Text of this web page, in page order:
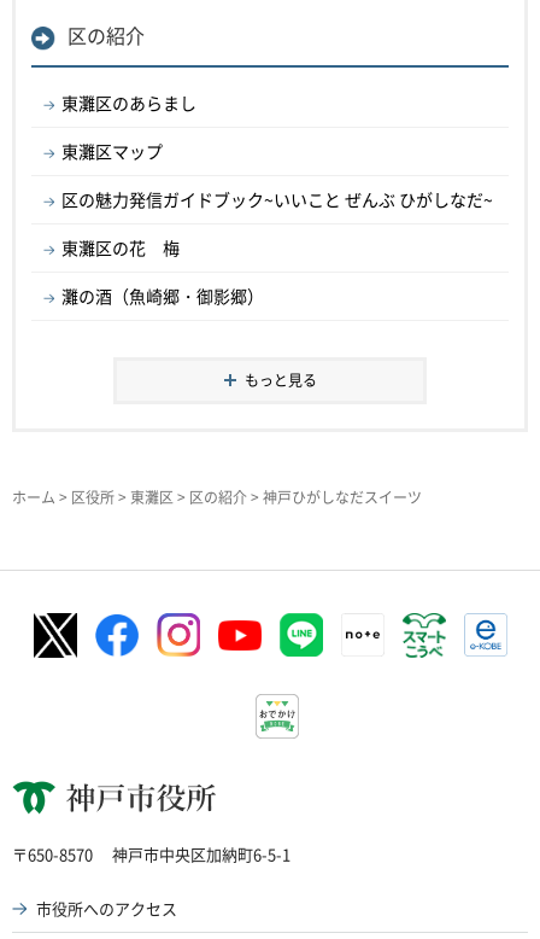
区の紹介
東灘区のあらまし
東灘区マップ
区の魅力発信ガイドブック~いいこと ぜんぶ ひがしなだ~
東灘区の花 梅
灘の酒（魚崎郷・御影郷）
もっと見る
ホーム > 区役所> 東灘区> 区の紹介> 神戸ひがしなだスイーツ
神戸市役所
〒650-8570 神戸市中央区加納町6-5-1
市役所へのアクセス